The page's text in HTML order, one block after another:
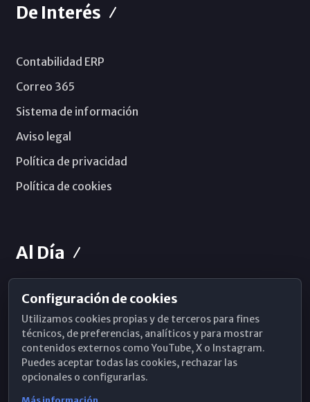
De Interés
Contabilidad ERP
Correo 365
Sistema de información
Aviso legal
Política de privacidad
Política de cookies
Al Día
Horarios de Misa
Hemeroteca
WhatsApp
Configuración de cookies
Utilizamos cookies propias y de terceros para fines
técnicos, de preferencias, analíticos y para mostrar
contenidos externos como YouTube, X o Instagram.
Puedes aceptar todas las cookies, rechazar las
opcionales o configurarlas.